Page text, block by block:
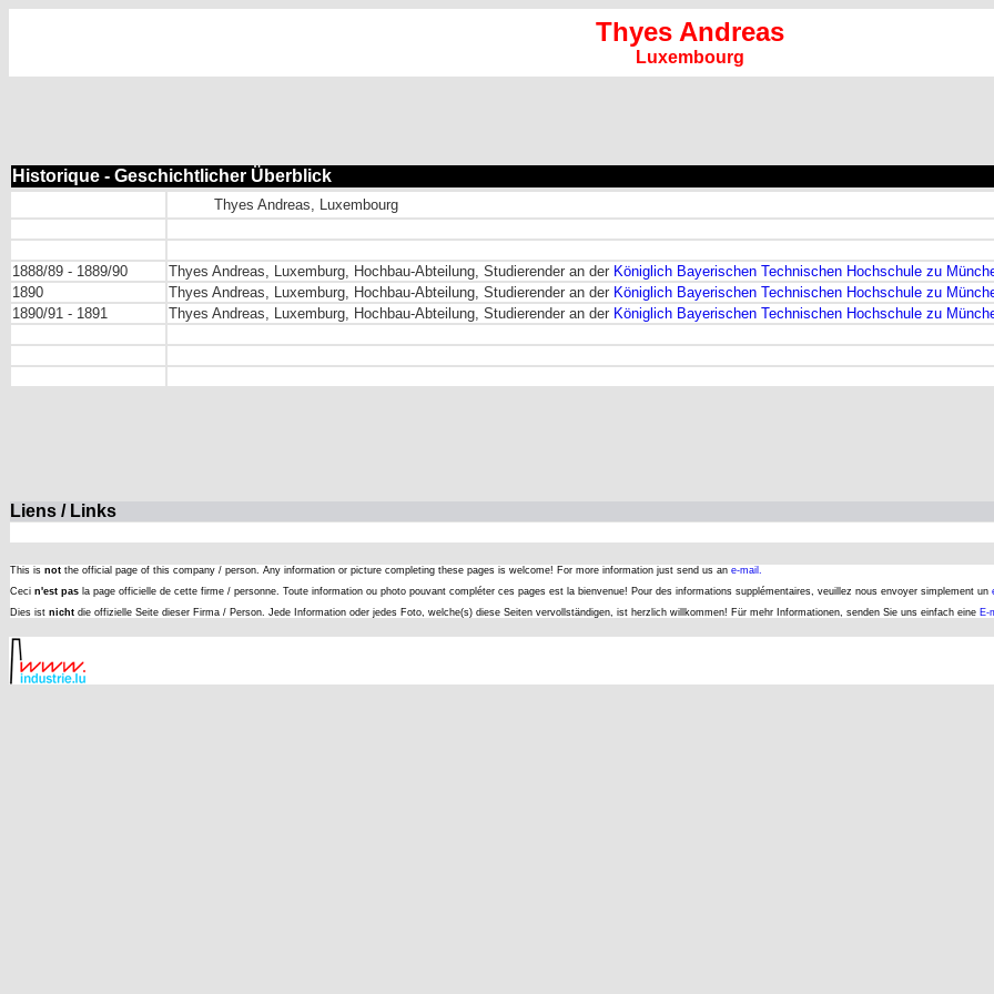
Thyes Andreas
Luxembourg
Historique - Geschichtlicher Überblick
Thyes Andreas, Luxembourg
1888/89 - 1889/90 Thyes Andreas, Luxemburg, Hochbau-Abteilung, Studierender an der Königlich Bayerischen Technischen Hochschule zu
1890
Thyes Andreas, Luxemburg, Hochbau-Abteilung, Studierender an der Königlich Bayerischen Technischen Hochschule zu
1890/91 - 1891
Thyes Andreas, Luxemburg, Hochbau-Abteilung, Studierender an der Königlich Bayerischen Technischen Hochschule zu
Liens / Links
This is not the official page of this company / person. Any information or picture completing these pages is welcome! For more information just send us an e-mail.
Ceci n'est pas la page officielle de cette firme / personne. Toute information ou photo pouvant compléter ces pages est la bienvenue! Pour des informations supplémentaires, veuillez nous envoyer simplement un
Dies ist nicht die offizielle Seite dieser Firma / Person. Jede Information oder jedes Foto, welche(s) diese Seiten vervollständigen, ist herzlich willkommen! Für mehr Informationen, senden Sie uns einfach eine E-